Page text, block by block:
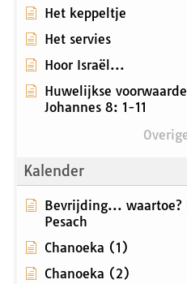
Het keppeltje
Het servies
Hoor Israël...
Huwelijkse
Johannes 8: 1-11
Kalender
Bevrijding... waartoe?
Pesach
Chanoeka (1)
Chanoeka (2)